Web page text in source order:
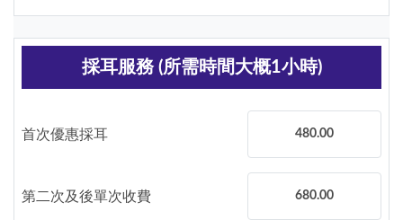
採耳服務 (所需時間大概1小時)
首次優惠採耳 480.00
第二次及後單次收費 680.00